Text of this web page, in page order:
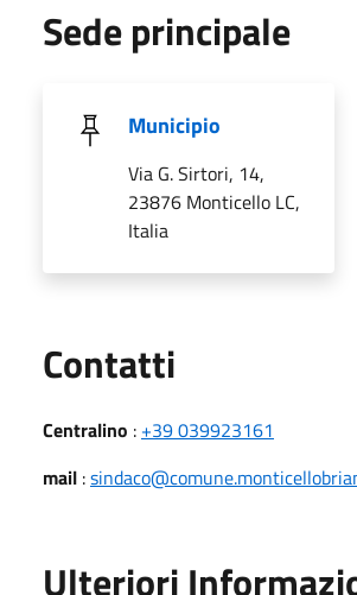
Sede principale
Municipio
Via G. Sirtori, 14,
23876 Monticello LC,
Italia
Contatti
Centralino : +39 039923161
mail :
Ulteriori